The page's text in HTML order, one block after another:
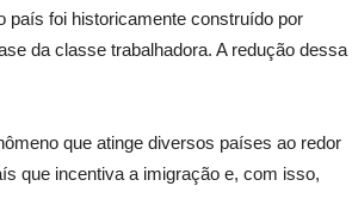
país foi historicamente construído por
da classe trabalhadora. A redução dessa
que atinge diversos países ao redor
que incentiva a imigração e, com isso,